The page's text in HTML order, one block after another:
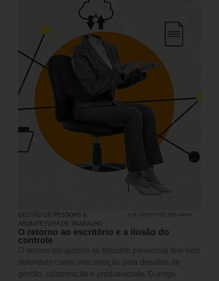
GESTÃO DE PESSOAS &
ARQUITETURA DE TRABALHO
4 DE AGOSTO DE 2026 14H00
O retorno ao escritório e a ilusão do
controle
O retorno obrigatório ao trabalho presencial tem sido
defendido como uma solução para desafios de
gestão, colaboração e produtividade. O artigo